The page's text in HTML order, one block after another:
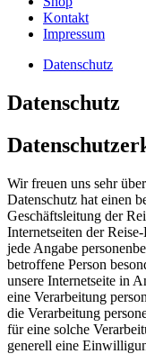
Kontakt
Impressum
Datenschutz
Datenschutz
Wir freuen uns sehr
Datenschutz hat einen
Geschäftsleitung der
Internetseiten der
jede Angabe
betroffene Person
unsere Internetseite in
eine Verarbeitung
die Verarbeitung
für eine solche
generell eine